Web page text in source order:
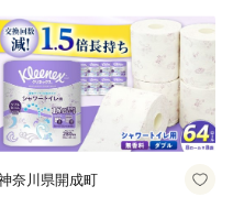
奈川県開成町